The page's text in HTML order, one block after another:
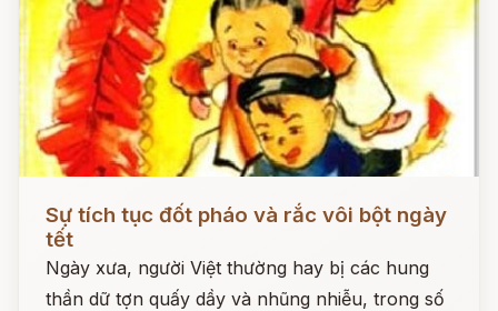
Sự tích tục đốt pháo và rắc vôi bột ngày
tết
Ngày xưa, người Việt thường hay bị các hung
thần dữ tợn quấy dầy và nhũng nhiễu, trong số